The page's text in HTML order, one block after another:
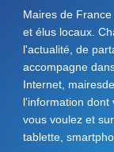
Maires de
et élus locaux.
l'actualité, de
accompagne
Internet,
l'information dont
vous voulez et
tablette,